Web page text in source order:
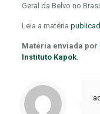
Geral da Belvo no
Leia a matéria
Matéria enviada por
Instituto Kapok.